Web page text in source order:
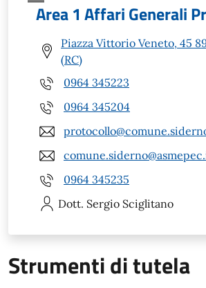
Area 1 Affari Generali
Piazza Vittorio Veneto, 45
(RC)
0964 345223
0964 345204
0964 345235
Dott. Sergio Sciglitano
Strumenti di tutela